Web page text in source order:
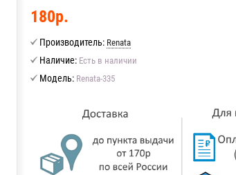
180р.
Производитель: Renata
Наличие: Есть в наличии
Модель: Renata-335